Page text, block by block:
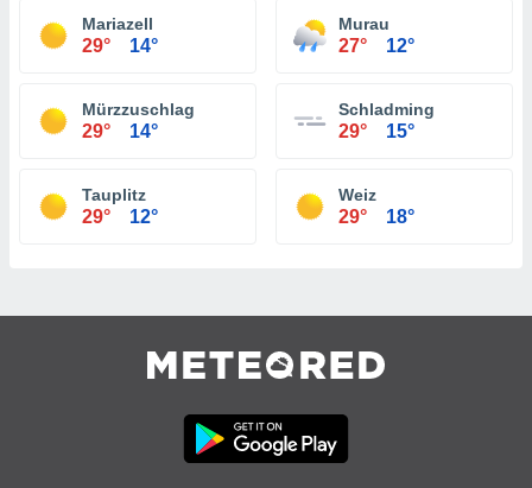
Mariazell
29° 14°
Murau
27° 12°
Mürzzuschlag
29° 14°
Schladming
29° 15°
Tauplitz
29° 12°
Weiz
29° 18°